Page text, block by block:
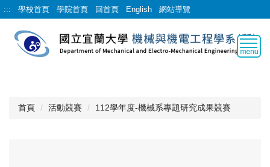
跳
到
::: 學校首頁 學院首頁 回首頁 English 網站導覽
首頁 活動競賽 112學年度-機械系專題研究成果競賽